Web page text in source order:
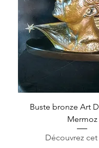
Buste bronze Art
Mermoz
Découvrez